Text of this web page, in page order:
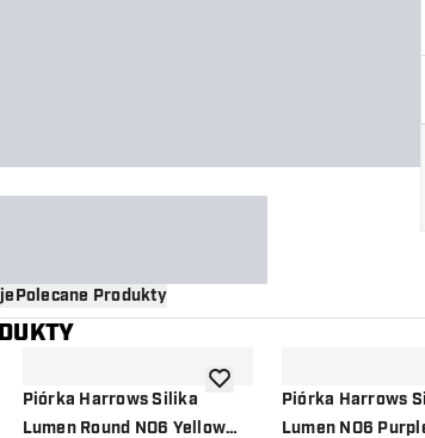
Polecane Produkty
listy życzeń
Piórka Harrows Silika
Lumen Round NO6 Yellow
dodaj do listy życzeń
Piórka Harrows
Lumen NO6